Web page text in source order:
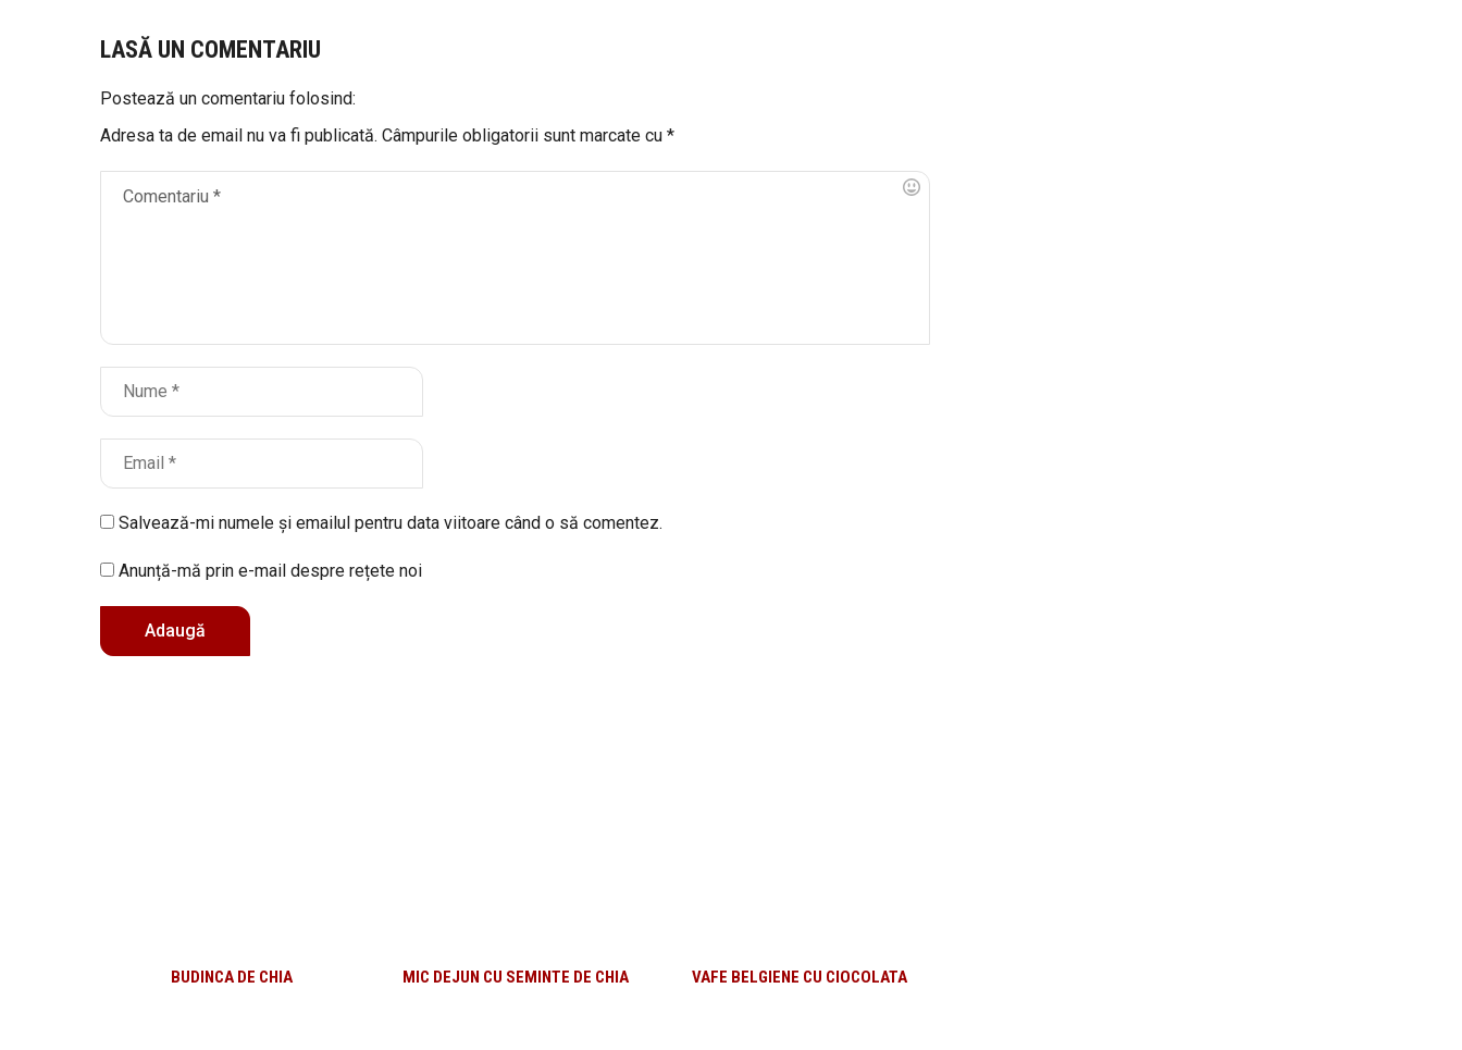
LASĂ UN COMENTARIU
Postează un comentariu folosind:
Adresa ta de email nu va fi publicată. Câmpurile obligatorii sunt marcate cu *
Salvează-mi numele și emailul pentru data viitoare când o să comentez.
Anunță-mă prin e-mail despre rețete noi
BUDINCA DE CHIA MIC DEJUN CU SEMINTE DE CHIA VAFE BELGIENE CU CIOCOLATA